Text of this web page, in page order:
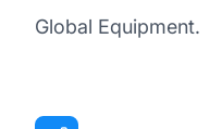
Global Equipment.